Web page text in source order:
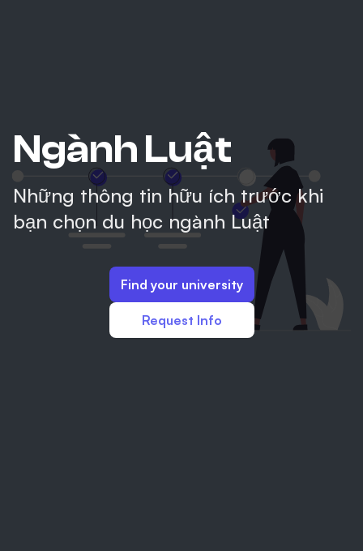
Ngành Luật
Những thông tin hữu ích trước khi
bạn chọn du học ngành Luật
Find your university
Request Info